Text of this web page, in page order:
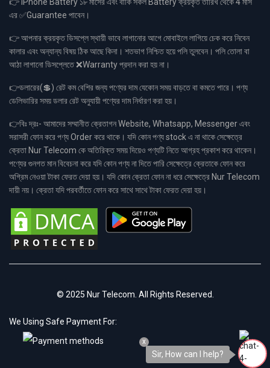
এর ✅Guarantee পাবেন।
👉 আপনার ক্রয়কৃত ডিসপ্লে স্থায়ী ভাবে লাগানোর আগে মোবাইলে লাগিয়ে চেক করে নিবেন
কালার এবং অন্যান্য বিষয় ঠিক আছে কিনা। শতভাগ নিশ্চিত হয়ে পলি তুলবেন। পলি তোলা বা
আঠা লাগানো ডিসপ্লেতে ❌Warranty প্রদান করা হয় না।
👉ডলারের(💲) রেট কম বেশির জন্য পণ্যের দাম যেকোন সময় বাড়তে বা কমতে পারে। পণ্য
ডেলিভারির সময় ডলার রেট অনুযায়ী পণ্যের দাম নির্ধারণ করা হয়।
👉বিঃ দ্রঃ- আমাদের সম্মানীত ক্রেতাগন Website, Whatsapp, Messenger এবং
সরাসরী ফোন করে পণ্য Order করে থাকে। যদি কোন পণ্য stock এ না থাকে সেক্ষেত্রে
ক্রেতা Nur Telecom কে অতিরিক্ত সময় দিয়েও পণ্যটি নিতে আগ্রহ প্রকাশ করে থাকেন।
পণ্যের গুনগত মান বিবেচনা করে যদি কোন পণ্য না দিতে পারি সেক্ষেত্রে ক্রেতাকে ফোন করে
অগ্রিম নেওয়া টাকা ফেরত দেয়া হয়। যদি কোন ক্রেতা ফোন না ধরে সেক্ষেত্রে Nur Telecom
দায়ী নয়। ক্রেতা যদি পরবর্তীতে ফোন করে সাথে সাথে টাকা ফেরত দেয়া হয়।
© 2025 Nur Telecom. All Rights Reserved.
We Using Safe Payment For:
Sir, How can I help?
x